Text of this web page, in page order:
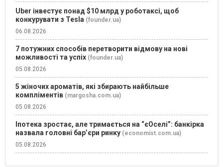
Uber інвестує понад $10 млрд у роботаксі, щоб
конкурувати з Tesla (founder.ua)
06.08.2026
7 потужних способів перетворити відмову на нові
можливості та успіх (founder.ua)
05.08.2026
5 жіночих ароматів, які збирають найбільше
компліментів (margosha.com.ua)
05.08.2026
Іпотека зростає, але тримається на “єОселі”: банкірка
назвала головні бар’єри ринку (economist.com.ua)
05.08.2026